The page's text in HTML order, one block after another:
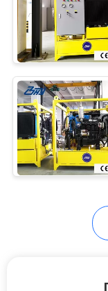
Trav